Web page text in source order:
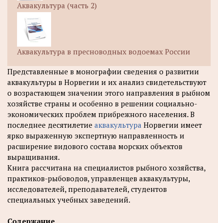
Аквакультура (часть 2)
Аквакультура в пресноводных водоемах России
Представленные в монографии сведения о развитии
аквакультуры в Норвегии и их анализ свидетельствуют
о возрастающем значении этого направления в рыбном
хозяйстве страны и особенно в решении социально-
экономических проблем прибрежного населения. В
последнее десятилетие аквакультура Норвегии имеет
ярко выраженную экспертную направленность и
расширение видового состава морских объектов
выращивания.
Книга рассчитана на специалистов рыбного хозяйства,
практиков-рыбоводов, управленцев аквакультуры,
исследователей, преподавателей, студентов
специальных учебных заведений.
Содержание